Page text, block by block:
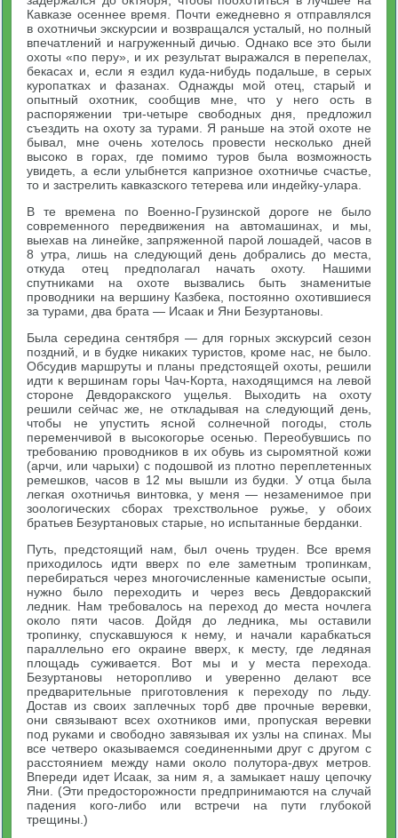
Кавказе осеннее время. Почти ежедневно я отправлялся
в охотничьи экскурсии и возвращался усталый, но полный
впечатлений и нагруженный дичью. Однако все это были
охоты «по перу», и их результат выражался в перепелах,
бекасах и, если я ездил куда-нибудь подальше, в серых
куропатках и фазанах. Однажды мой отец, старый и
опытный охотник, сообщив мне, что у него ость в
распоряжении три-четыре свободных дня, предложил
съездить на охоту за турами. Я раньше на этой охоте не
бывал, мне очень хотелось провести несколько дней
высоко в горах, где помимо туров была возможность
увидеть, а если улыбнется капризное охотничье счастье,
то и застрелить кавказского тетерева или индейку-улара.
В те времена по Военно-Грузинской дороге не было
современного передвижения на автомашинах, и мы,
выехав на линейке, запряженной парой лошадей, часов в
8 утра, лишь на следующий день добрались до места,
откуда отец предполагал начать охоту. Нашими
спутниками на охоте вызвались быть знаменитые
проводники на вершину Казбека, постоянно охотившиеся
за турами, два брата — Исаак и Яни Безуртановы.
Была середина сентября — для горных экскурсий сезон
поздний, и в будке никаких туристов, кроме нас, не было.
Обсудив маршруты и планы предстоящей охоты, решили
идти к вершинам горы Чач-Корта, находящимся на левой
стороне Девдоракского ущелья. Выходить на охоту
решили сейчас же, не откладывая на следующий день,
чтобы не упустить ясной солнечной погоды, столь
переменчивой в высокогорье осенью. Переобувшись по
требованию проводников в их обувь из сыромятной кожи
(арчи, или чарыхи) с подошвой из плотно переплетенных
ремешков, часов в 12 мы вышли из будки. У отца была
легкая охотничья винтовка, у меня — незаменимое при
зоологических сборах трехствольное ружье, у обоих
братьев Безуртановых старые, но испытанные берданки.
Путь, предстоящий нам, был очень труден. Все время
приходилось идти вверх по еле заметным тропинкам,
перебираться через многочисленные каменистые осыпи,
нужно было переходить и через весь Девдоракский
ледник. Нам требовалось на переход до места ночлега
около пяти часов. Дойдя до ледника, мы оставили
тропинку, спускавшуюся к нему, и начали карабкаться
параллельно его окраине вверх, к месту, где ледяная
площадь суживается. Вот мы и у места перехода.
Безуртановы неторопливо и уверенно делают все
предварительные приготовления к переходу по льду.
Достав из своих заплечных торб две прочные веревки,
они связывают всех охотников ими, пропуская веревки
под руками и свободно завязывая их узлы на спинах. Мы
все четверо оказываемся соединенными друг с другом с
расстоянием между нами около полутора-двух метров.
Впереди идет Исаак, за ним я, а замыкает нашу цепочку
Яни. (Эти предосторожности предпринимаются на случай
падения кого-либо или встречи на пути глубокой
трещины.)